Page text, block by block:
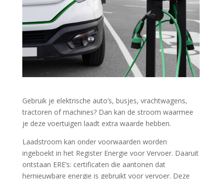
Gebruik je elektrische auto’s, busjes, vrachtwagens,
tractoren of machines? Dan kan de stroom waarmee
je deze voertuigen laadt extra waarde hebben.
Laadstroom kan onder voorwaarden worden
ingeboekt in het Register Energie voor Vervoer. Daaruit
ontstaan ERE’s: certificaten die aantonen dat
hernieuwbare energie is gebruikt voor vervoer. Deze